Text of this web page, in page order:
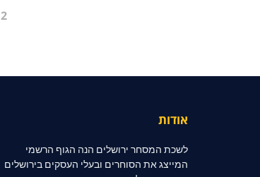
2
אודות
לשכת המסחר ירושלים הנה הגוף הרשמי
המייצג את הסוחרים ובעלי העסקים בירושלים